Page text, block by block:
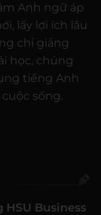
Anh ngữ áp
lấy lợi ích lâu
chỉ giảng
học, chúng
tiếng Anh
sống.
HSU Business